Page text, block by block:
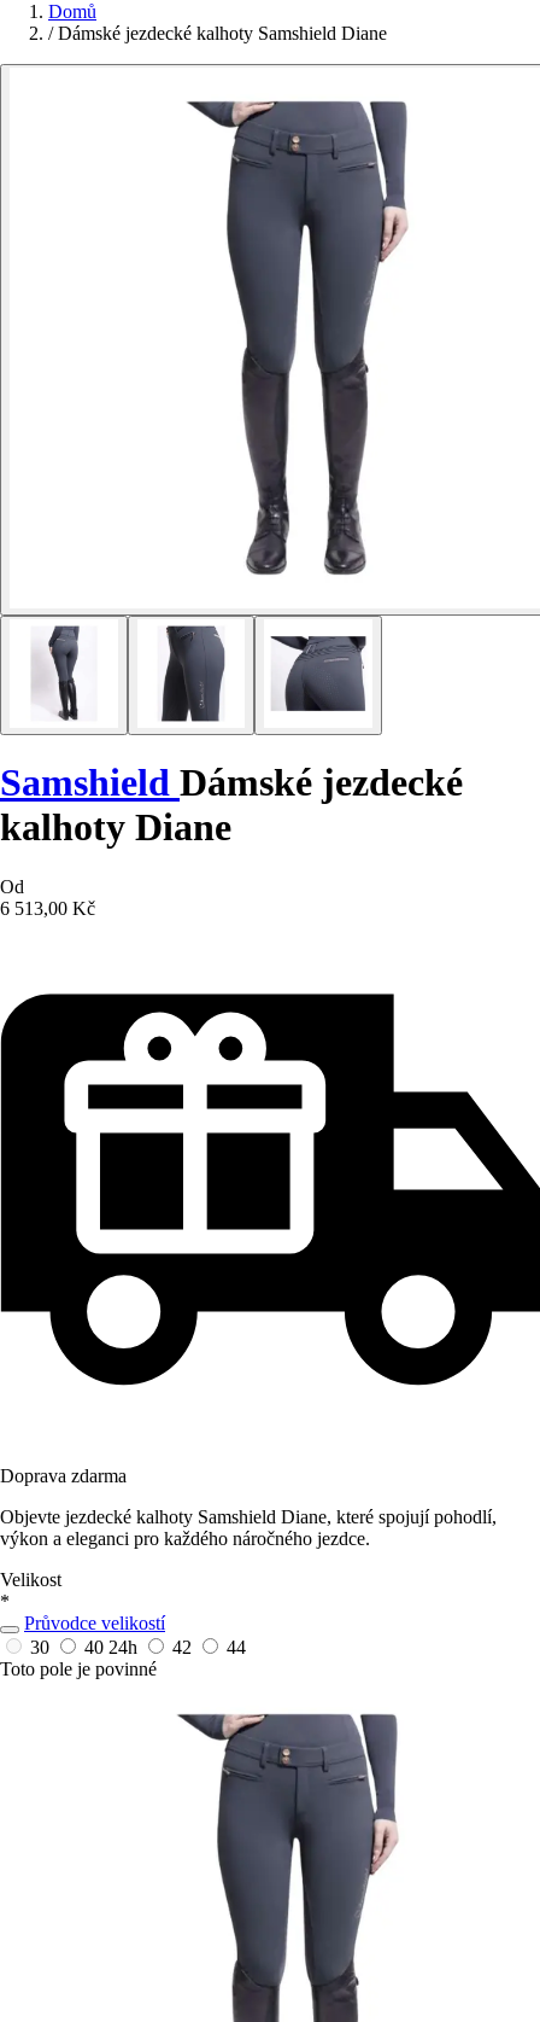
Domů
/ Dámské jezdecké kalhoty Samshield Diane
Samshield Dámské jezdecké
kalhoty Diane
Od
6 513,00 Kč
Doprava zdarma
Objevte jezdecké kalhoty Samshield Diane, které spojují pohodlí,
výkon a eleganci pro každého náročného jezdce.
Velikost
*
Průvodce velikostí
30
40 24h 42
44
Toto pole je povinné